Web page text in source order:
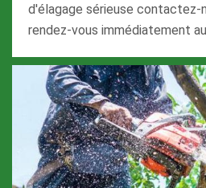
d'élagage sérieuse contactez-
rendez-vous immédiatement